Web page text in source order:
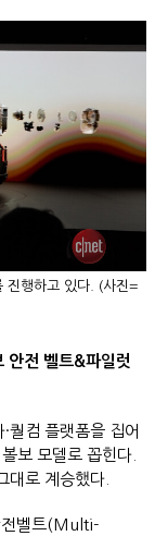
진행하고 있다. (사진=
전 벨트&파일럿
퀄컴 플랫폼을 집어
보 모델로 꼽힌다.
로 계승했다.
전벨트(Multi-